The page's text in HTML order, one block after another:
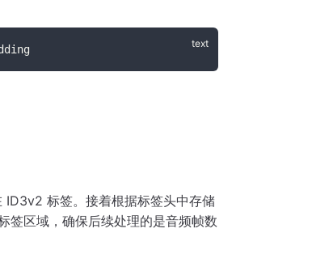
标签。接着根据标签头中存储
签区域，确保后续处理的是音频帧数